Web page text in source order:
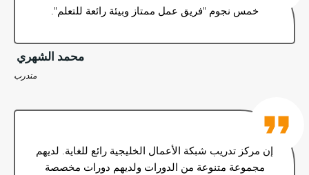
خمس نجوم "فريق عمل ممتاز وبيئة رائعة للتعلم".
محمد الشهري
متدرب
إن مركز تدريب شبكة الأعمال الخليجية رائع للغاية. لديهم
مجموعة متنوعة من الدورات ولديهم دورات مخصصة